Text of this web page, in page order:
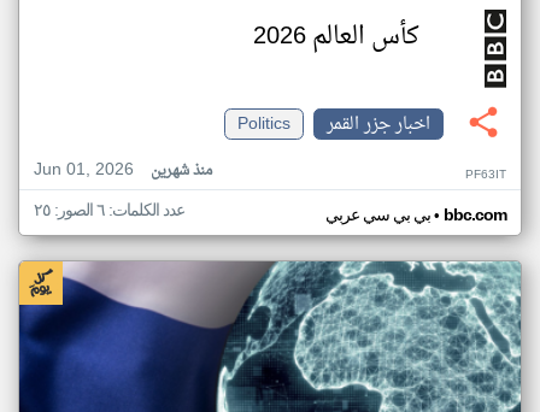
كأس العالم 2026
اخبار جزر القمر
Politics
Jun 01, 2026
منذ شهرين PF63IT
بي بي سي عربي• bbc.com عدد الكلمات: ٦ الصور: ٢٥